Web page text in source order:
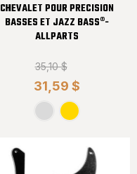
CHEVALET POUR PRECISION
BASSES ET JAZZ BASS®-
ALLPARTS
35,10 $
31,59 $